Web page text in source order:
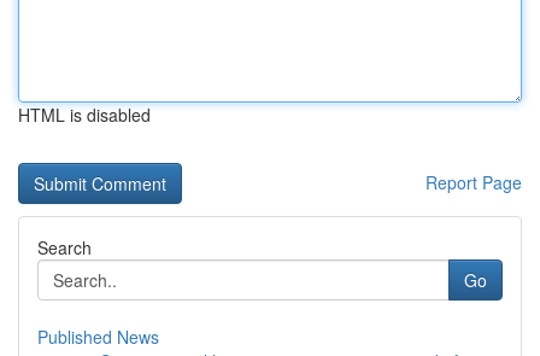
HTML is disabled
Report Page
Search
Go
Published News